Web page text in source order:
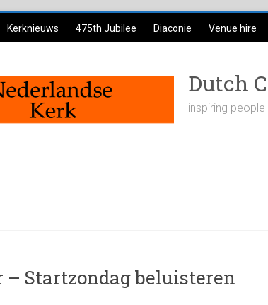
Kerknieuws 475th Jubilee Diaconie Venue hire
Dutch
inspiring
– Startzondag beluisteren